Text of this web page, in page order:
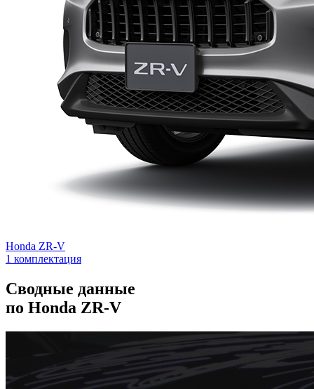
Honda ZR-V
1 комплектация
Сводные данные
по Honda ZR-V